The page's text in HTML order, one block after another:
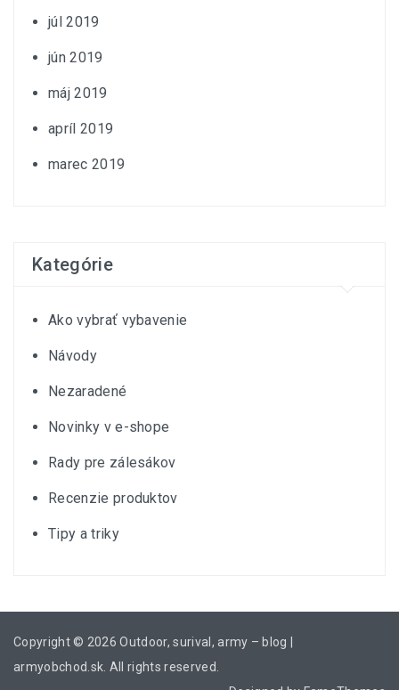
júl 2019
jún 2019
máj 2019
apríl 2019
marec 2019
Kategórie
Ako vybrať vybavenie
Návody
Nezaradené
Novinky v e-shope
Rady pre zálesákov
Recenzie produktov
Tipy a triky
Copyright © 2026Outdoor, surival, army – blog |
armyobchod.sk . All rights reserved.